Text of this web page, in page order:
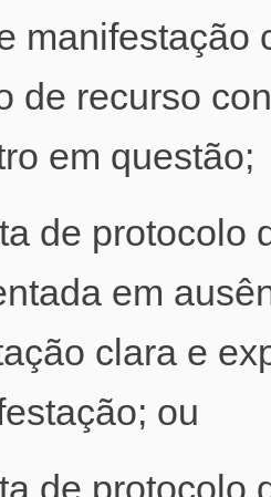
manifestação
de recurso
em questão;
de protocolo
em
clara e
ou
de protocolo